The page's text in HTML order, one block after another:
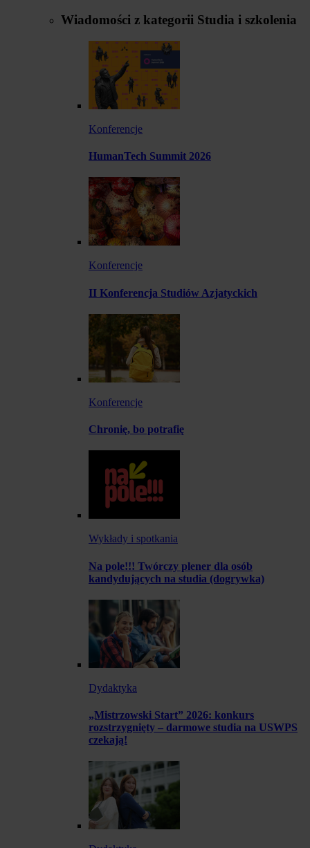
Wiadomości z kategorii Studia i szkolenia
Konferencje
HumanTech Summit 2026
Konferencje
II Konferencja Studiów Azjatyckich
Konferencje
Chronię, bo potrafię
Wykłady i spotkania
Na pole!!! Twórczy plener dla osób
kandydujących na studia (dogrywka)
Dydaktyka
„Mistrzowski Start” 2026: konkurs
rozstrzygnięty – darmowe studia na USWPS
czekają!